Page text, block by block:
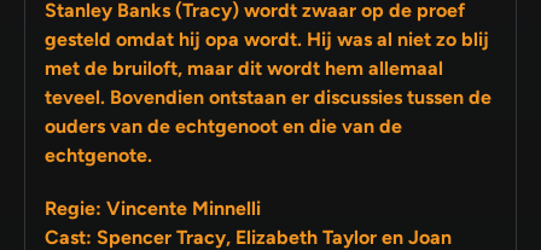
Stanley Banks (Tracy) wordt zwaar op de proef
gesteld omdat hij opa wordt. Hij was al niet zo blij
met de bruiloft, maar dit wordt hem allemaal
teveel. Bovendien ontstaan er discussies tussen de
ouders van de echtgenoot en die van de
echtgenote.
Regie: Vincente Minnelli
Cast: Spencer Tracy, Elizabeth Taylor en Joan